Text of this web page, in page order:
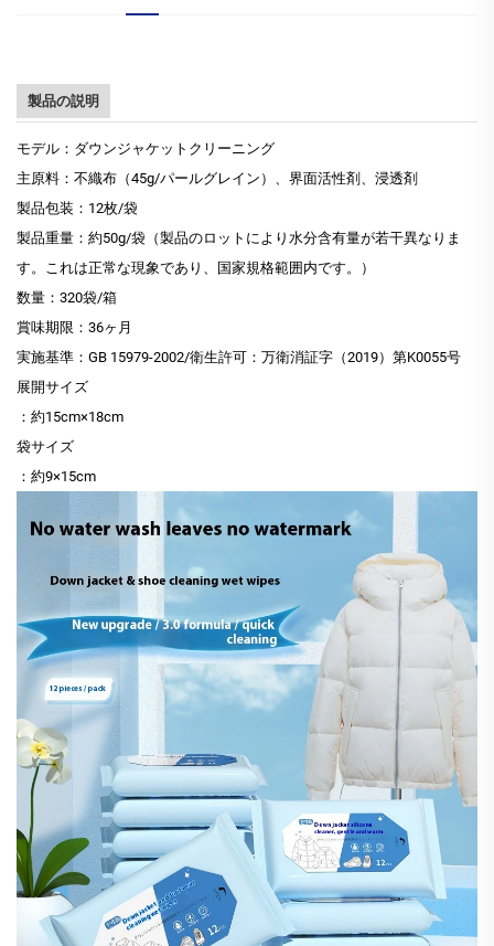
製品の説明
モデル：ダウンジャケットクリーニング
主原料：不織布（45g/パールグレイン）、界面活性剤、浸透剤
製品包装：12枚/袋
製品重量：約50g/袋（製品のロットにより水分含有量が若干異なりま
す。これは正常な現象であり、国家規格範囲内です。）
数量：320袋/箱
賞味期限：36ヶ月
実施基準：GB 15979-2002/衛生許可：万衛消証字（2019）第K0055号
展開サイズ
：約15cm×18cm
袋サイズ
：約9×15cm